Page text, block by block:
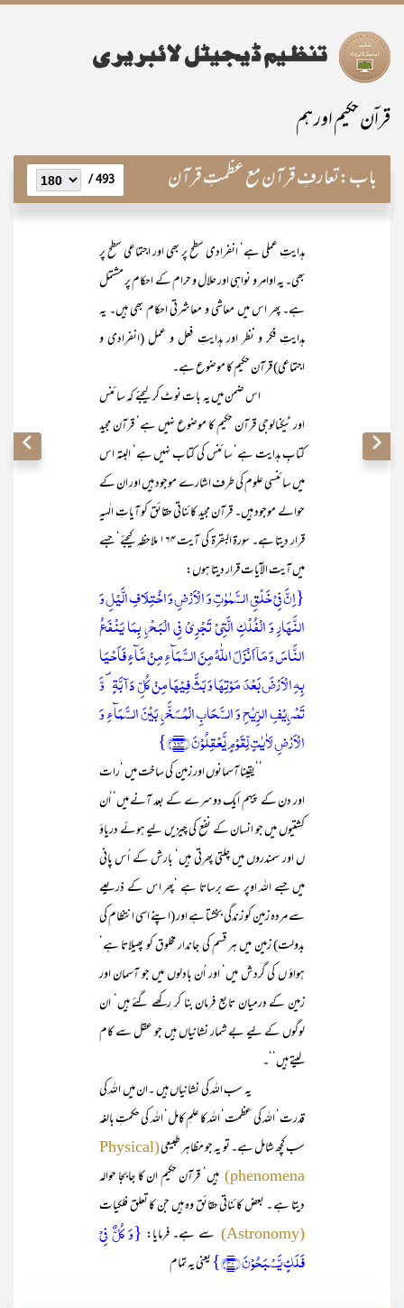
قراۤن حکیم اور ہم
باب:تعارفِ قرآن مع عظمتِ قرآن 493 /
ہدایتِ عملی ہے‘ انفرادی سطح پر بھی اور اجتماعی سطح پر
بھی۔ یہ اوامر و نواہی اور حلال و حرام کے احکام پر مشتمل
ہے۔ پھر اس میں معاشی و معاشرتی احکام بھی ہیں۔ یہ
ہدایتِ فکر و نظر اور ہدایتِ فعل و عمل (انفرادی و
اجتماعی) قرآن حکیم کا موضوع ہے۔
اس ضمن میں یہ بات نوٹ کر لیجئے کہ سائنس
اور ٹیکنالوجی قرآن حکیم کا موضوع نہیں ہے‘ قرآن مجید
کتابِ ہدایت ہے‘ سائنس کی کتاب نہیں ہے‘ البتہ اس
میں سائنسی علوم کی طرف اشارے موجود ہیں اور ان کے
حوالے موجود ہیں۔ قرآن مجید کائناتی حقائق کو آیاتِ الٰہیہ
قرار دیتا ہے۔ سورۃ البقرۃ کی آیت ۱۶۴ ملاحظہ کیجئے‘ جسے
میں آیت الآیات قرار دیتا ہوں:
{اِنَّ فِیۡ خَلۡقِ السَّمٰوٰتِ وَ الۡاَرۡضِ وَ اخۡتِلَافِ الَّیۡلِ وَ
النَّہَارِ وَ الۡفُلۡکِ الَّتِیۡ تَجۡرِیۡ فِی الۡبَحۡرِ بِمَا یَنۡفَعُ
النَّاسَ وَ مَاۤ اَنۡزَلَ اللّٰہُ مِنَ السَّمَآءِ مِنۡ مَّآءٍ فَاَحۡیَا
بِہِ الۡاَرۡضَ بَعۡدَ مَوۡتِہَا وَ بَثَّ فِیۡہَا مِنۡ کُلِّ دَآبَّۃٍ ۪ وَّ
تَصۡرِیۡفِ الرِّیٰحِ وَ السَّحَابِ الۡمُسَخَّرِ بَیۡنَ السَّمَآءِ وَ
الۡاَرۡضِ لَاٰیٰتٍ لِّقَوۡمٍ یَّعۡقِلُوۡنَ ﴿۱۶۴﴾}
’’یقینا آسمانوں اور زمین کی ساخت میں ‘رات
اور دن کے پیہم ایک دوسرے کے بعد آنے میں‘ اُن
کشتیوں میں جو انسان کے نفع کی چیزیں لیے ہوئے دریاؤ
ں اور سمندروں میں چلتی پھرتی ہیں‘ بارش کے اُس پانی
میں جسے اللہ اوپر سے برساتا ہے ‘پھر اس کے ذریعے
سے مردہ زمین کو زندگی بخشتا ہے اور (اپنے اسی انتظام کی
بدولت) زمین میں ہر قسم کی جاندار مخلوق کو پھیلاتا ہے‘
ہواؤ ں کی گردش میں‘ اور اُن بادلوں میں جو آسمان اور
زمین کے درمیان تابع فرمان بنا کر رکھے گئے ہیں‘ ان
لوگوں کے لیے بے شمار نشانیاں ہیں جو عقل سے کام
لیتے ہیں‘‘۔
یہ سب اللہ کی نشانیاں ہیں ۔ان میں اللہ کی
قدرت‘ اللہ کی عظمت‘ اللہ کا علمِ کامل‘ اللہ کی حکمتِ بالغہ
سب کچھ شامل ہے۔ تو یہ جو مظاہر طبیعی (Physical
phenomena)
ہیں‘ قرآن حکیم ان کا جابجا حوالہ
دیتا ہے ۔ بعض کائناتی حقائق وہ ہیں جن کا تعلق فلکیات
(Astronomy) سے ہے۔ فرمایا: {وَ کُلٌّ فِیۡ
فَلَکٍ یَّسۡبَحُوۡنَ ﴿۴۰﴾}
یعنی یہ تمام